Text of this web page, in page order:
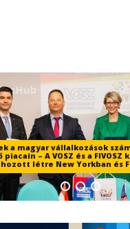
a magyar vállalkozások
– A VOSZ és a FIVOSZ
létre New Yorkban és